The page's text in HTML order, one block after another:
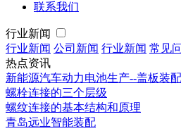
联系我们
行业新闻
行业新闻 公司新闻 行业新闻 常见
热点资讯
新能源汽车动力电池生产--盖板装配
螺栓连接的三个层级
螺纹连接的基本结构和原理
青岛远业智能装配